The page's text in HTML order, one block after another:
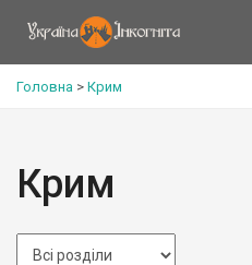
Головна > Крим
Крим